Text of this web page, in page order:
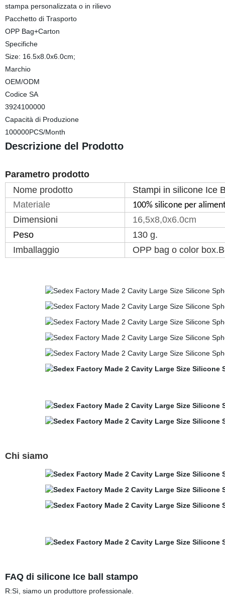
stampa personalizzata o in rilievo
Pacchetto di Trasporto
OPP Bag+Carton
Specifiche
Size: 16.5x8.0x6.0cm;
Marchio
OEM/ODM
Codice SA
3924100000
Capacità di Produzione
100000PCS/Month
Descrizione del Prodotto
Parametro prodotto
Nome prodotto
Stampi in silicone Ice
Materiale
100% silicone per
Dimensioni
16,5x8,0x6.0cm
Peso
130 g.
Imballaggio
OPP bag o color
Chi siamo
FAQ di silicone Ice ball stampo
R:Sì, siamo un produttore professionale.